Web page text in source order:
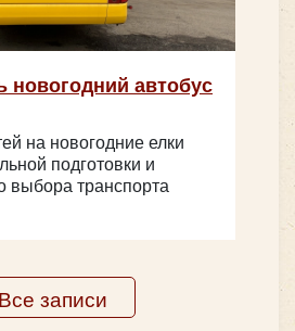
мест:43
от:2500 руб/час
KLQ6885 35 мест
мест:
люкс
от:2000 руб/час
новогодний автобус
на новогодние елки
подготовки и
выбора транспорта
Все записи